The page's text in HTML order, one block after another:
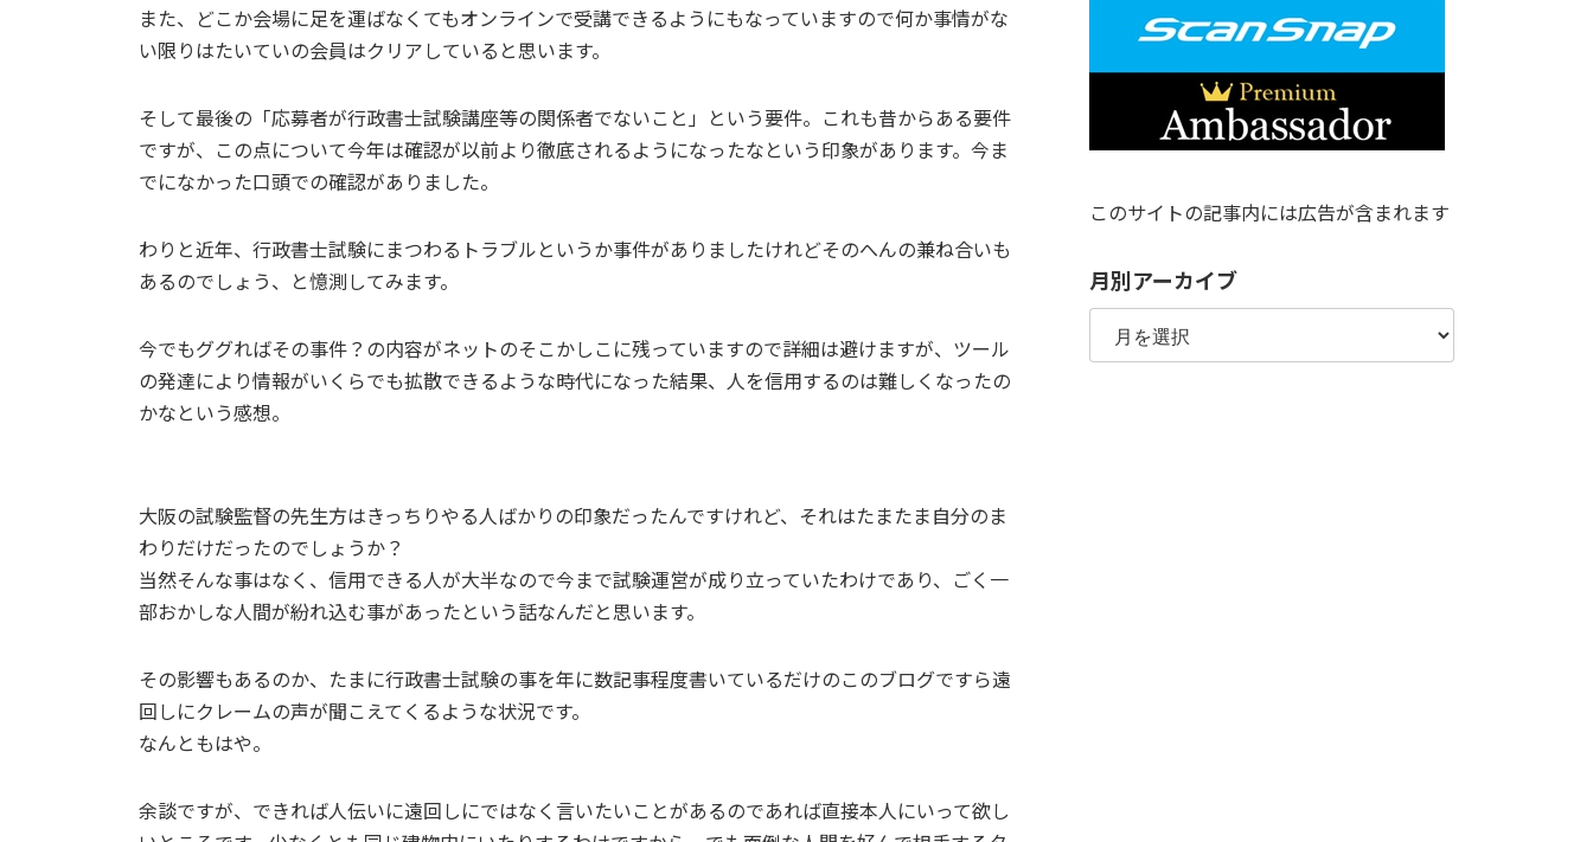
また、どこか会場に足を運ばなくてもオンラインで受講できるようにもなっていますので何か事情がな
い限りはたいていの会員はクリアしていると思います。
そして最後の「応募者が行政書士試験講座等の関係者でないこと」という要件。これも昔からある要件
ですが、この点について今年は確認が以前より徹底されるようになったなという印象があります。今ま
でになかった口頭での確認がありました。
わりと近年、行政書士試験にまつわるトラブルというか事件がありましたけれどそのへんの兼ね合いも
あるのでしょう、と憶測してみます。
今でもググればその事件？の内容がネットのそこかしこに残っていますので詳細は避けますが、ツール
の発達により情報がいくらでも拡散できるような時代になった結果、人を信用するのは難しくなったの
かなという感想。
大阪の試験監督の先生方はきっちりやる人ばかりの印象だったんですけれど、それはたまたま自分のま
わりだけだったのでしょうか？
当然そんな事はなく、信用できる人が大半なので今まで試験運営が成り立っていたわけであり、ごく一
部おかしな人間が紛れ込む事があったという話なんだと思います。
その影響もあるのか、たまに行政書士試験の事を年に数記事程度書いているだけのこのブログですら遠
回しにクレームの声が聞こえてくるような状況です。
なんともはや。
余談ですが、できれば人伝いに遠回しにではなく言いたいことがあるのであれば直接本人にいって欲し
このサイトの記事内には広告が含まれます
月別アーカイブ
月
ア